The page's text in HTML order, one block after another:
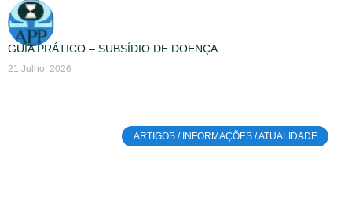
GUIA PRÁTICO – SUBSÍDIO DE DOENÇA
21 Julho, 2026
ARTIGOS / INFORMAÇÕES / ATUALIDADE